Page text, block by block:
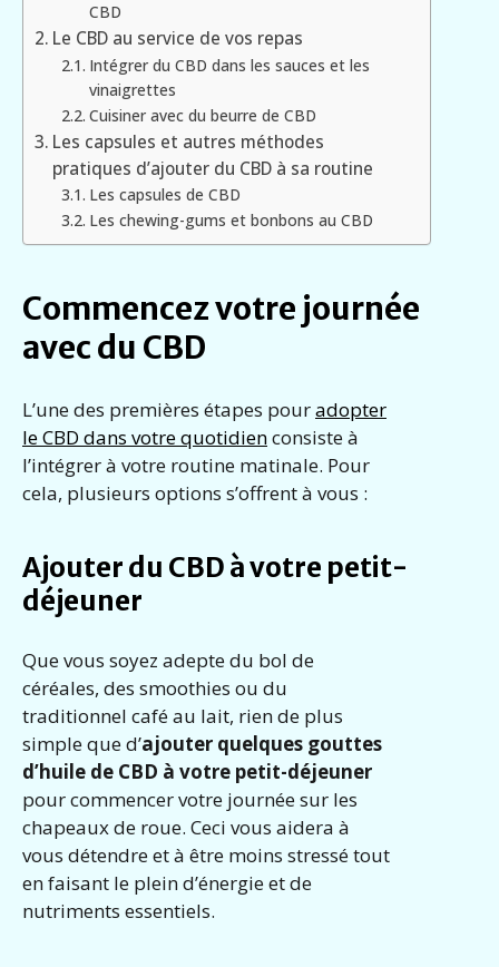
CBD
Le CBD au service de vos repas
Intégrer du CBD dans les sauces et les
vinaigrettes
Cuisiner avec du beurre de CBD
Les capsules et autres méthodes
pratiques d’ajouter du CBD à sa routine
Les capsules de CBD
Les chewing-gums et bonbons au CBD
Commencez votre journée
avec du CBD
L’une des premières étapes pouradopter
le CBD dans votre quotidienconsiste à
l’intégrer à votre routine matinale. Pour
cela, plusieurs options s’offrent à vous :
Ajouter du CBD à votre petit-
déjeuner
Que vous soyez adepte du bol de
céréales, des smoothies ou du
traditionnel café au lait, rien de plus
simple que d’ajouter quelques gouttes
d’huile de CBD à votre petit-déjeuner
pour commencer votre journée sur les
chapeaux de roue. Ceci vous aidera à
vous détendre et à être moins stressé tout
en faisant le plein d’énergie et de
nutriments essentiels.